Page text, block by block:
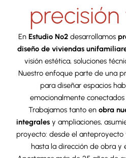
En Estudio No2desarrollamos
diseño de viviendas
visión estética, soluciones
Nuestro enfoque parte de una
para diseñar espacios
emocionalmente
Trabajamos tanto en obra
integrales y ampliaciones,
proyecto: desde el anteproyecto
hasta la dirección de obra y